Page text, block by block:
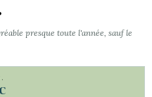
presque toute l'année, sauf le